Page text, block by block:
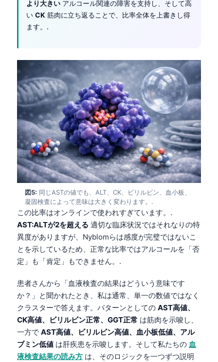
より大きい アルコール関連の障害を支持し、そして高
い CK 筋肉に立ち返ることで、比率全体を上書きし得
ます。.
図5: 同じASTの値でも、ALT、CK、ビリルビン、血小板、
凝固検査によって意味は大きく変わります。.
この比率はオンラインで使われすぎています。.
AST:ALTが2を超える 適切な臨床状況ではそれなりの特
異度がありますが、Nyblomらは感度が完璧ではないこ
とを示しているため、正常な比率ではアルコールを「否
定」も「肯定」もできません。.
患者さんから「血液検査の結果はどういう意味です
か？」と聞かれたとき、私は通常、単一の数値ではなく
クラスターで答えます。パターンとしての AST高値、
CK高値、ビリルビン正常、GGT正常 は筋肉を示唆し、
一方で AST高値、ビリルビン高値、血小板低値、アル
ブミン低値 は肝疾患を示唆します。そして私たちの 血
液検査結果の読み方 は、そのロジックを一つずつ説明